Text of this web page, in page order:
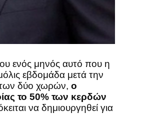
ενός μηνός αυτό που η
εβδομάδα μετά την
των δύο χωρών, ο
το 50% των κερδών
να δημιουργηθεί για